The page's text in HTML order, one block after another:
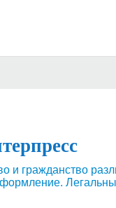
и гражданство